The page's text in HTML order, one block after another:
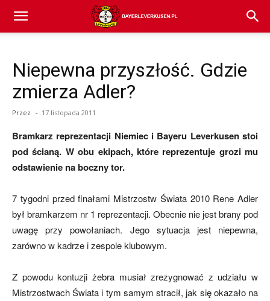
Bayer
aktualności
Niepewna przyszłość. Gdzie
zmierza Adler?
Przez - 17 listopada 2011
Bramkarz reprezentacji Niemiec i Bayeru Leverkusen stoi
pod ścianą. W obu ekipach, które reprezentuje grozi mu
odstawienie na boczny tor.
7 tygodni przed finałami Mistrzostw Świata 2010 Rene Adler
był bramkarzem nr 1 reprezentacji. Obecnie nie jest brany pod
uwagę przy powołaniach. Jego sytuacja jest niepewna,
zarówno w kadrze i zespole klubowym.
Z powodu kontuzji żebra musiał zrezygnować z udziału w
Mistrzostwach Świata i tym samym stracił, jak się okazało na